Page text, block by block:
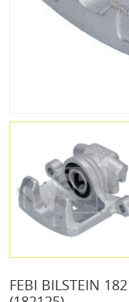
FEBI BILSTEIN